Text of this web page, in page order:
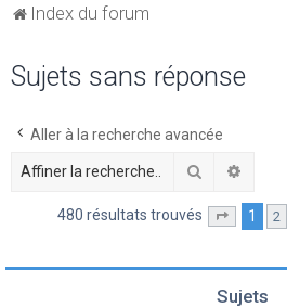
Index du forum
Sujets sans réponse
Aller à la recherche avancée
Rechercher
480 résultats trouvés Page
1 2
Sujets